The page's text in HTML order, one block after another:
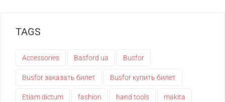
TAGS
Accessories Basford ua Busfor
Busfor заказать билет Busfor купить билет
Etiam dictum fashion hand tools makita